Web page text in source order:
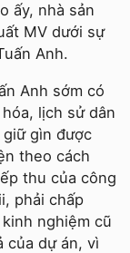
ấy, nhà sản
MV dưới sự
Anh.
Anh sớm có
lịch sử dân
gìn được
theo cách
thu của công
phải chấp
nghiệm cũ
của dự án, vì